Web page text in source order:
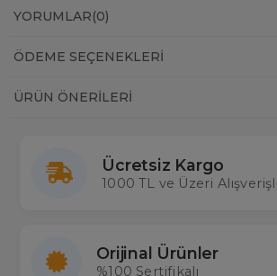
YORUMLAR(0)
ÖDEME SEÇENEKLERI
ÜRÜN ÖNERILERI
Ücretsiz Kargo
1000 TL ve Üzeri
Orijinal Ürünler
%100 Sertifikalı